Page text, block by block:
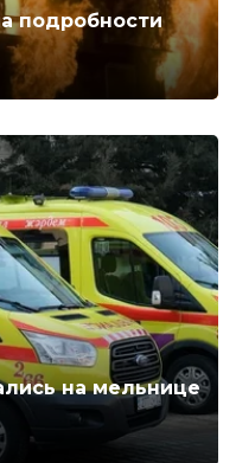
подробности
на мельнице